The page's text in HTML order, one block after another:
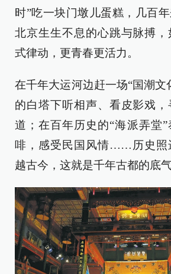
时”吃一块门墩儿蛋糕，几百
北京生生不息的心跳与脉搏
式律动，更青春更活力。
在千年大运河边赶一场“国潮文
的白塔下听相声、看皮影戏
道；在百年历史的“海派弄堂
啡，感受民国风情……历史照
越古今，这就是千年古都的底气